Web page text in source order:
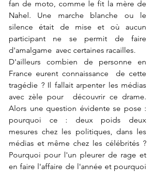
fan de moto, comme le fit la mère de
Nahel. Une marche blanche ou le
silence était de mise et où aucun
participant ne se permit de faire
d'amalgame  avec certaines racailles.
D'ailleurs combien de personne en
France eurent connaissance  de cette
tragédie ? Il fallait arpenter les médias
avec zèle pour  découvrir ce drame.
Alors une question évidente se pose :
pourquoi ce : deux poids deux
mesures chez les politiques, dans les
médias et même chez les célébrités ?
Pourquoi pour l'un pleurer de rage et
en faire l'affaire de l'année et pourquoi